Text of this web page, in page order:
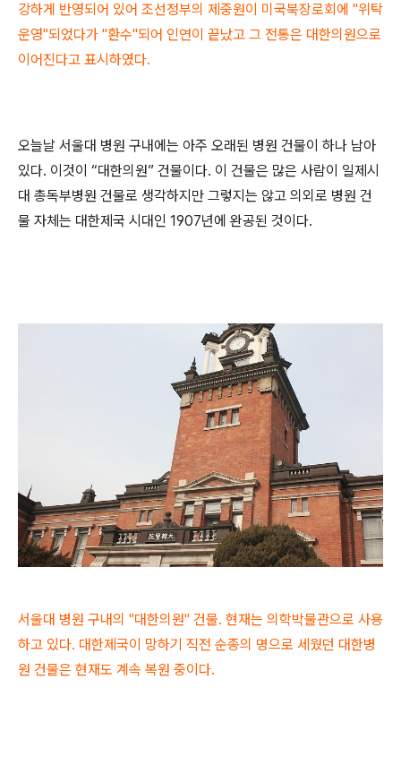
강하게 반영되어 있어 조선정부의 제중원이 미국북장로회에 "위탁
운영"되었다가 "환수"되어 인연이 끝났고 그 전통은 대한의원으로
이어진다고 표시하였다.
오늘날 서울대 병원 구내에는 아주 오래된 병원 건물이 하나 남아
있다. 이것이 “대한의원” 건물이다. 이 건물은 많은 사람이 일제시
대 총독부병원 건물로 생각하지만 그렇지는 않고 의외로 병원 건
물 자체는 대한제국 시대인 1907년에 완공된 것이다.
서울대 병원 구내의 "대한의원" 건물. 현재는 의학박물관으로 사용
하고 있다. 대한제국이 망하기 직전 순종의 명으로 세웠던 대한병
원 건물은 현재도 계속 복원 중이다.